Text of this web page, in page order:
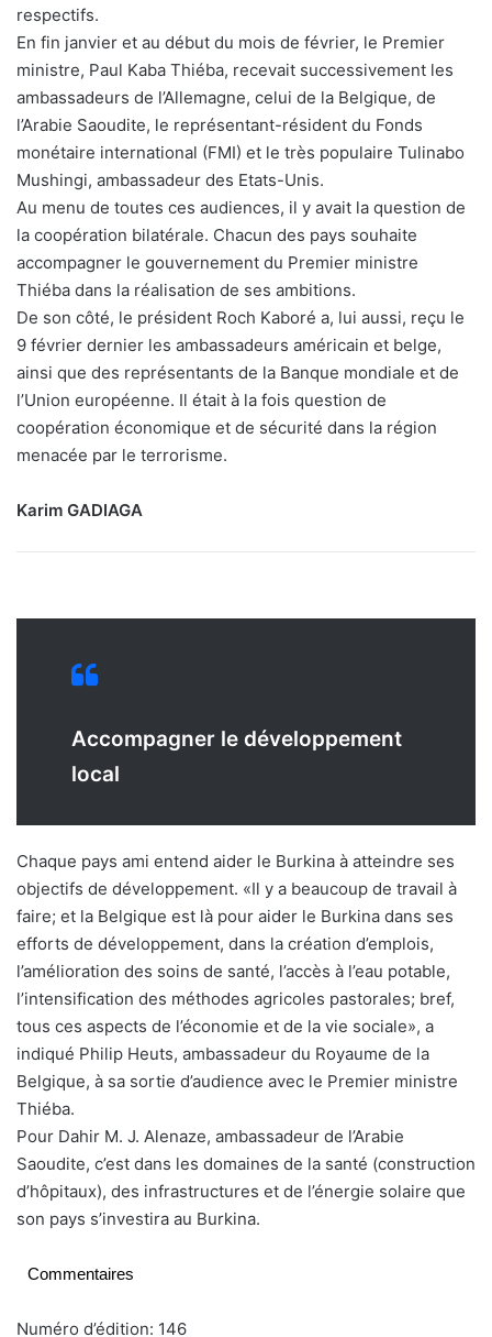
respectifs.
En fin janvier et au début du mois de février, le Premier
ministre, Paul Kaba Thiéba, recevait successivement les
ambassadeurs de l’Allemagne, celui de la Belgique, de
l’Arabie Saoudite, le représentant-résident du Fonds
monétaire international (FMI) et le très populaire Tulinabo
Mushingi, ambassadeur des Etats-Unis.
Au menu de toutes ces audiences, il y avait la question de
la coopération bilatérale. Chacun des pays souhaite
accompagner le gouvernement du Premier ministre
Thiéba dans la réalisation de ses ambitions.
De son côté, le président Roch Kaboré a, lui aussi, reçu le
9 février dernier les ambassadeurs américain et belge,
ainsi que des représentants de la Banque mondiale et de
l’Union européenne. Il était à la fois question de
coopération économique et de sécurité dans la région
menacée par le terrorisme.
Karim GADIAGA
Accompagner le développement
local
Chaque pays ami entend aider le Burkina à atteindre ses
objectifs de développement. «Il y a beaucoup de travail à
faire; et la Belgique est là pour aider le Burkina dans ses
efforts de développement, dans la création d’emplois,
l’amélioration des soins de santé, l’accès à l’eau potable,
l’intensification des méthodes agricoles pastorales; bref,
tous ces aspects de l’économie et de la vie sociale», a
indiqué Philip Heuts, ambassadeur du Royaume de la
Belgique, à sa sortie d’audience avec le Premier ministre
Thiéba.
Pour Dahir M. J. Alenaze, ambassadeur de l’Arabie
Saoudite, c’est dans les domaines de la santé (construction
d’hôpitaux), des infrastructures et de l’énergie solaire que
son pays s’investira au Burkina.
Commentaires
Numéro d’édition: 146